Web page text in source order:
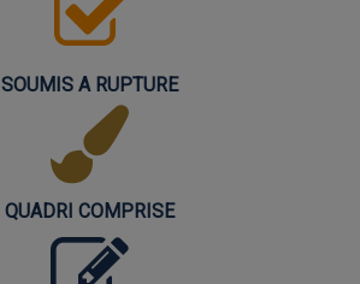
SOUMIS A RUPTURE
QUADRI COMPRISE